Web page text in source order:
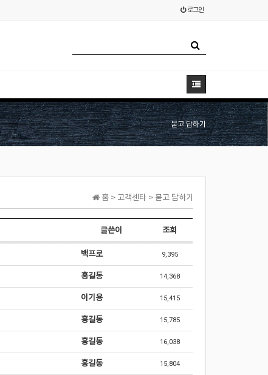
로그인
묻고 답하기
홈 > 고객센타 > 묻고 답하기
글쓴이 조회
백프로 9,395
홍길동 14,368
이기용 15,415
홍길동 15,785
홍길동 16,038
홍길동 15,804